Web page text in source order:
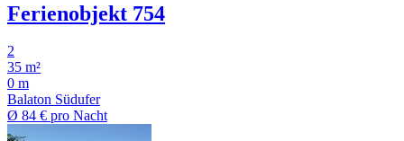
Ferienobjekt 754
2
35 m²
0 m
Balaton Südufer
Ø 84 € pro Nacht